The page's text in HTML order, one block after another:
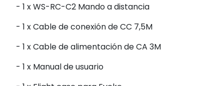
- 1 x WS-RC-C2 Mando a distancia
- 1 x Cable de conexión de CC 7,5M
- 1 x Cable de alimentación de CA 3M
- 1 x Manual de usuario